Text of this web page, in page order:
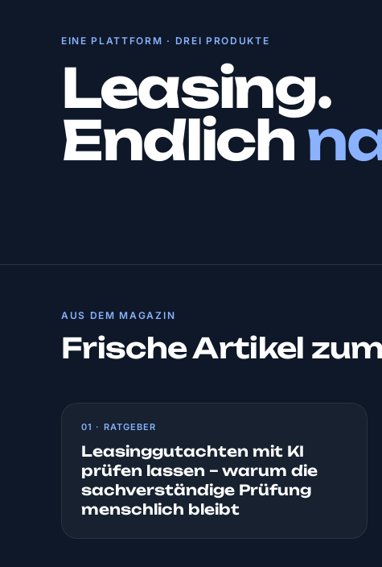
EINE PLATTFORM · DREI PRODUKTE
Leasing.
Endlich
AUS DEM MAGAZIN
Frische Artikel
01 · RATGEBER
Leasinggutachten mit KI
prüfen lassen – warum die
sachverständige Prüfung
menschlich bleibt